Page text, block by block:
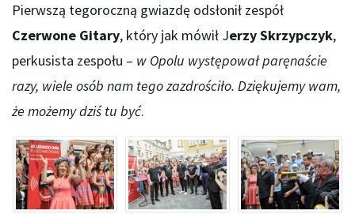
Pierwszą tegoroczną gwiazdę odsłonił zespół
Czerwone Gitary, który jak mówił Jerzy Skrzypczyk,
perkusista zespołu – w Opolu występował paręnaście
razy, wiele osób nam tego zazdrościło. Dziękujemy wam,
że możemy dziś tu być.